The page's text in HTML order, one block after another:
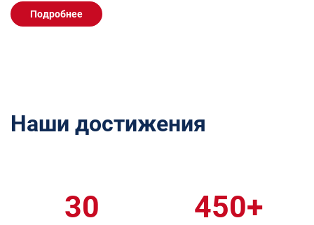
Подробнее
Наши достижения
30 450+